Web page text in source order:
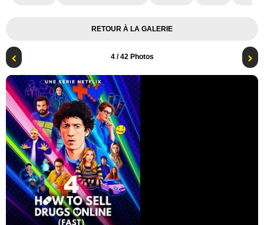
RETOUR À LA GALERIE
4/ 42 Photos